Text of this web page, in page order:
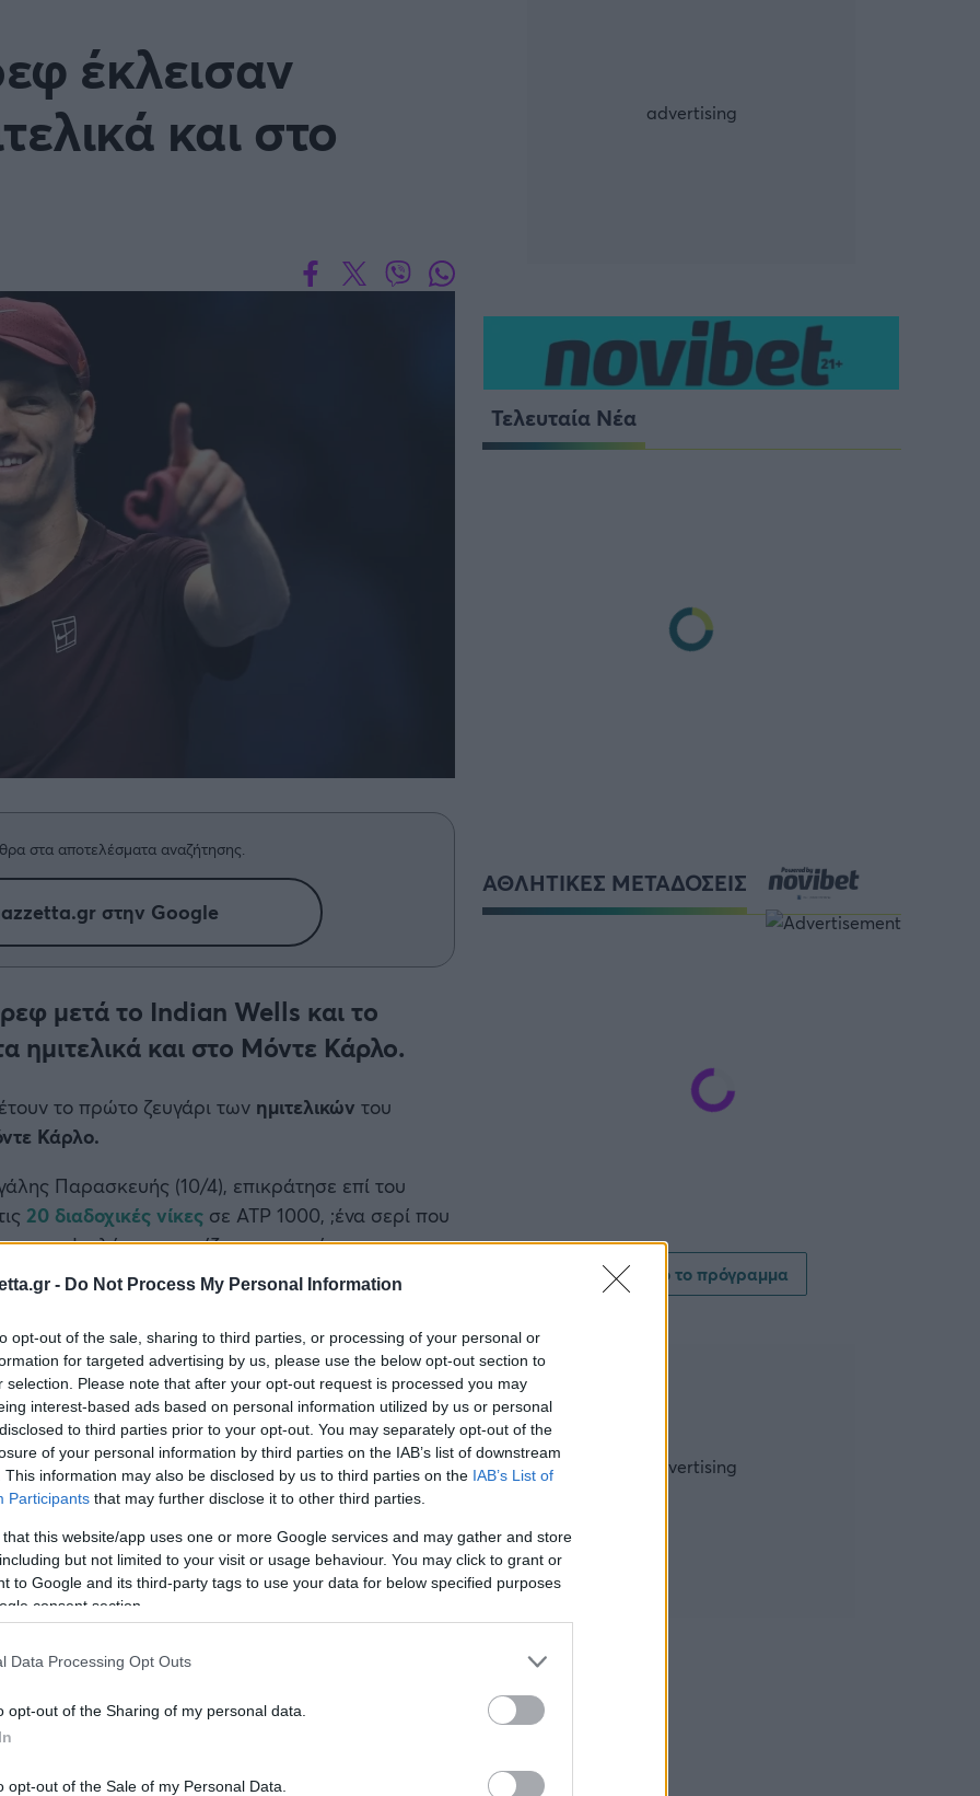
- Do Not Process My Personal Information
opt-out of the sale, sharing to third parties, or processing of your personal or
for targeted advertising by us, please use the below opt-out section to
selection. Please note that after your opt-out request is processed you may
interest-based ads based on personal information utilized by us or personal
to third parties prior to your opt-out. You may separately opt-out of the
of your personal information by third parties on the IAB’s list of downstream
This information may also be disclosed by us to third parties on the IAB’s List of
Participants that may further disclose it to other third parties.
that this website/app uses one or more Google services and may gather and store
but not limited to your visit or usage behaviour. You may click to grant or
to Google and its third-party tags to use your data for below specified purposes
consent section.
Data Processing Opt Outs
opt-out of the Sharing of my personal data.
opt-out of the Sale of my Personal Data.
Άρση Βαρών
έκλεισαν
και στο
στα αποτελέσματα αναζήτησης.
στην Google
μετά το Indian Wells και το
ημιτελικά και στο Μόντε Κάρλο.
το πρώτο ζευγάρι των ημιτελικών του
Κάρλο.
Παρασκευής (10/4), επικράτησε επί του
20 διαδοχικές νίκες σε ATP 1000, ;ένα σερί που
τον Ιταλό να συνεχίζει την πορεία του για τον
νίκες του φέτος στοIndian Wells και στοMiami
προηγήθηκε4-2και διατηρώντας το σερβίς του
Τελευταία Νέα
ΑΘΛΗΤΙΚΕΣ ΜΕΤΑΔΟΣΕΙΣ
Δείτε όλο το πρόγραμμα